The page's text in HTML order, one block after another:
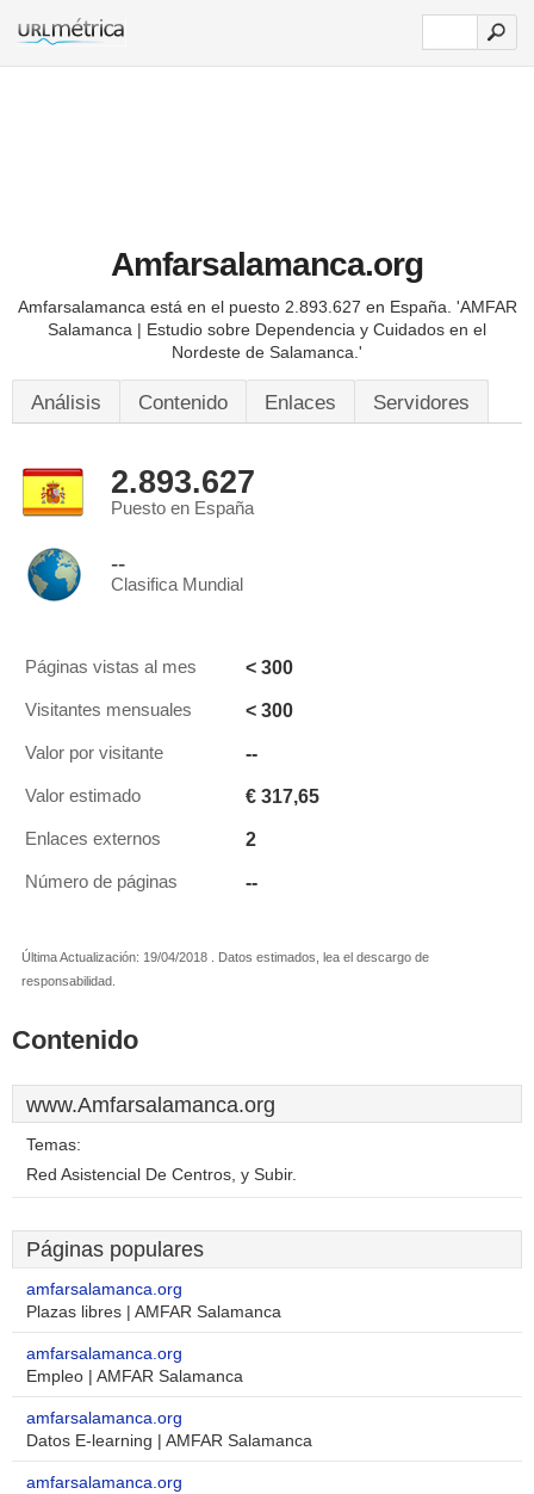
Amfarsalamanca.org
Amfarsalamanca está en el puesto 2.893.627 en España. 'AMFAR
Salamanca | Estudio sobre Dependencia y Cuidados en el
Nordeste de Salamanca.'
Análisis Contenido Enlaces Servidores
2.893.627
Puesto en España
--
Clasifica Mundial
Páginas vistas al mes < 300
Visitantes mensuales < 300
Valor por visitante --
Valor estimado € 317,65
Enlaces externos 2
Número de páginas --
Última Actualización: 19/04/2018 . Datos estimados, lea el descargo de
responsabilidad.
Contenido
www.Amfarsalamanca.org
Temas:
Red Asistencial De Centros, y Subir.
Páginas populares
amfarsalamanca.org
Plazas libres | AMFAR Salamanca
amfarsalamanca.org
Empleo | AMFAR Salamanca
amfarsalamanca.org
Datos E-learning | AMFAR Salamanca
amfarsalamanca.org